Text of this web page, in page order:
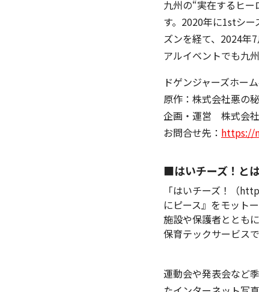
九州の“実在するヒ
す。2020年に1stシ
ズンを経て、2024年
アルイベントでも九
ドゲンジャーズホー
原作：株式会社悪
企画・運営 株式会
お問合せ先： https://
■はいチーズ！と
「はいチーズ！（
にピース』をモット
施設や保護者ととも
保育テックサービスで
運動会や発表会など